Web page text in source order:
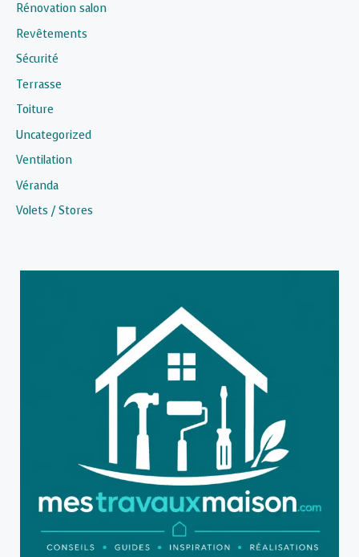
Rénovation salon
Revêtements
Sécurité
Terrasse
Toiture
Uncategorized
Ventilation
Véranda
Volets / Stores